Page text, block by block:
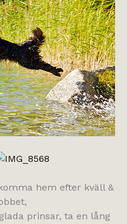
hem efter kväll &
prinsar, ta en lång